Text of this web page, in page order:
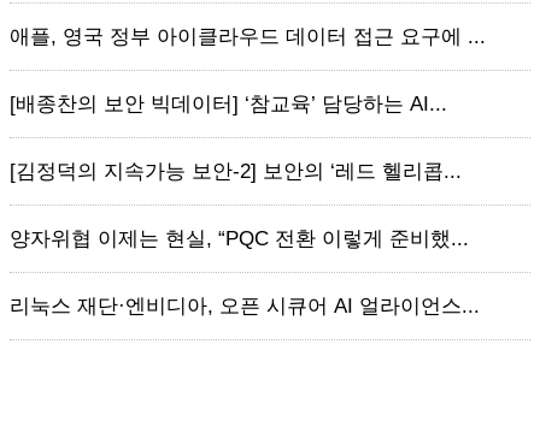
애플, 영국 정부 아이클라우드 데이터 접근 요구에 ...
[배종찬의 보안 빅데이터] ‘참교육’ 담당하는 AI...
[김정덕의 지속가능 보안-2] 보안의 ‘레드 헬리콥...
양자위협 이제는 현실, “PQC 전환 이렇게 준비했...
리눅스 재단·엔비디아, 오픈 시큐어 AI 얼라이언스...